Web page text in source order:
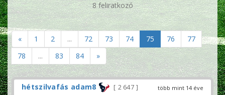
8 feliratkozó
« 1 2 ... 72 73 74 75 76
77
78
... 83 84 »
több mint 14 éve
hétszilvafás adam8 2 647